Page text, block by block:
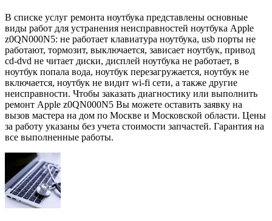
В списке услуг ремонта ноутбука представлены основные
виды работ для устранения неисправностей ноутбука Apple
z0QN000N5: не работает клавиатура ноутбука, usb порты не
работают, тормозит, выключается, зависает ноутбук, привод
cd-dvd не читает диски, дисплей ноутбука не работает, в
ноутбук попала вода, ноутбук перезагружается, ноутбук не
включается, ноутбук не видит wi-fi сети, а также другие
неисправности. Чтобы заказать диагностику или выполнить
ремонт Apple z0QN000N5 Вы можете оставить заявку на
вызов мастера на дом по Москве и Московской области. Цены
за работу указаны без учета стоимости запчастей. Гарантия на
все выполненные работы.